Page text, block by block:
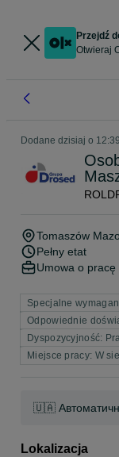
Przejdź
Otwieraj
Dodane dzisiaj o 12:39
Tomaszów
Pełny etat
Umowa o pracę
Specjalne
Odpowiednie
Dyspozycyjność:
Miejsce pracy: W
🇺🇦
Lokalizacja